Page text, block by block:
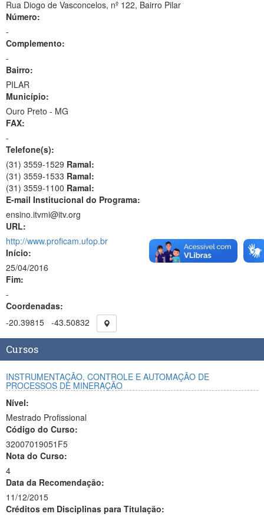
Rua Diogo de Vasconcelos, nº 122, Bairro Pilar
Número:
-
Complemento:
-
Bairro:
PILAR
Município:
Ouro Preto - MG
FAX:
-
Telefone(s):
(31) 3559-1529 Ramal:
(31) 3559-1533 Ramal:
(31) 3559-1100 Ramal:
E-mail Institucional do Programa:
ensino.itvmi@itv.org
URL:
http://www.proficam.ufop.br
Início:
25/04/2016
Fim:
-
Coordenadas:
-20.39815 -43.50832
Cursos
INSTRUMENTAÇÃO, CONTROLE E AUTOMAÇÃO DE
PROCESSOS DE MINERAÇÃO
Nível:
Mestrado Profissional
Código do Curso:
32007019051F5
Nota do Curso:
4
Data da Recomendação:
11/12/2015
Créditos em Disciplinas para Titulação: